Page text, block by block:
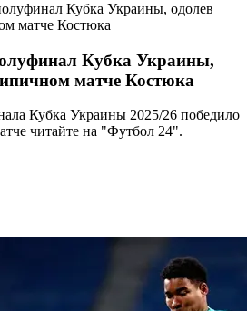
Кубка Украины, одолев
матче Костюка
Кубка Украины,
матче Костюка
Кубка Украины 2025/26 победило
читайте на "Футбол 24".